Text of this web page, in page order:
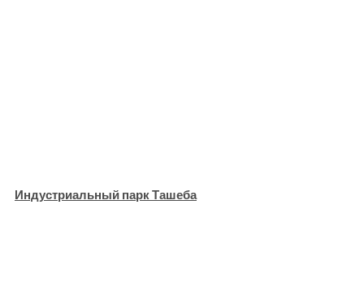
Индустриальный парк Ташеба